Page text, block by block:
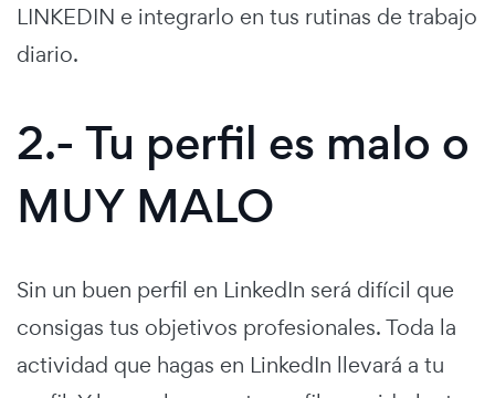
LINKEDIN e integrarlo en tus rutinas de trabajo
diario.
2.- Tu perfil es malo o
MUY MALO
Sin un buen perfil en LinkedIn será difícil que
consigas tus objetivos profesionales. Toda la
actividad que hagas en LinkedIn llevará a tu